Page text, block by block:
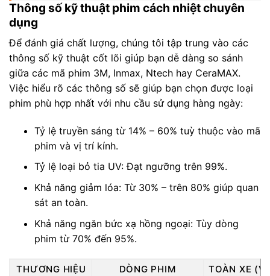
Thông số kỹ thuật phim cách nhiệt chuyên
dụng
Để đánh giá chất lượng, chúng tôi tập trung vào các
thông số kỹ thuật cốt lõi giúp bạn dễ dàng so sánh
giữa các mã phim 3M, Inmax, Ntech hay CeraMAX.
Việc hiểu rõ các thông số sẽ giúp bạn chọn được loại
phim phù hợp nhất với nhu cầu sử dụng hàng ngày:
Tỷ lệ truyền sáng từ 14% – 60% tuỳ thuộc vào mã
phim và vị trí kính.
Tỷ lệ loại bỏ tia UV: Đạt ngưỡng trên 99%.
Khả năng giảm lóa: Từ 30% – trên 80% giúp quan
sát an toàn.
Khả năng ngăn bức xạ hồng ngoại: Tùy dòng
phim từ 70% đến 95%.
THƯƠNG HIỆU DÒNG PHIM TOÀN XE